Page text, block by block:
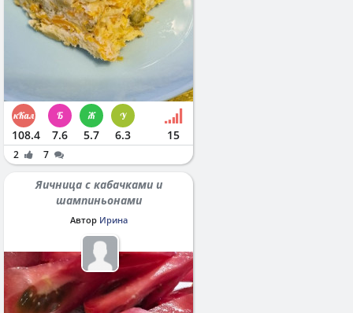
108.4 7.6 5.7 6.3 15
2 7
Яичница с кабачками и
шампиньонами
Автор Ирина